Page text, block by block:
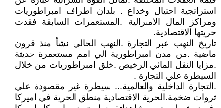
استراتجية احتيال وخداع . بلدان اطراف امبراطوريات
ومراكز المال الامبرالية .المستعمرات السابقة فقدت
حريتها الاقتصادية.
تاريخ النهب عبر التجارة .النهب الحالي نشأ منذ قرون
ماضية .من مدن امبراطورية الي امم مستعمرة حديثة
.مزايا النقل المائي الرخيص .خلق امبراطوريات من خلال
السيطرة علي التجارة .
.التجارة الداخلية والعالمية... سيطرة غير مقصودة علي
ثروات ضخمة.الحرية الاقتصادية منطق الحرية في اميركا